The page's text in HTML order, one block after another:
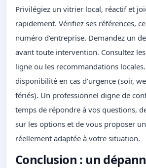
Privilégiez un vitrier local, réactif et
rapidement. Vérifiez ses références,
numéro d’entreprise. Demandez un
avant toute intervention. Consultez
ligne ou les recommandations locales.
disponibilité en cas d’urgence (soir,
fériés). Un professionnel digne de
temps de répondre à vos questions,
sur les options et de vous proposer
réellement adaptée à votre situation.
Conclusion : un